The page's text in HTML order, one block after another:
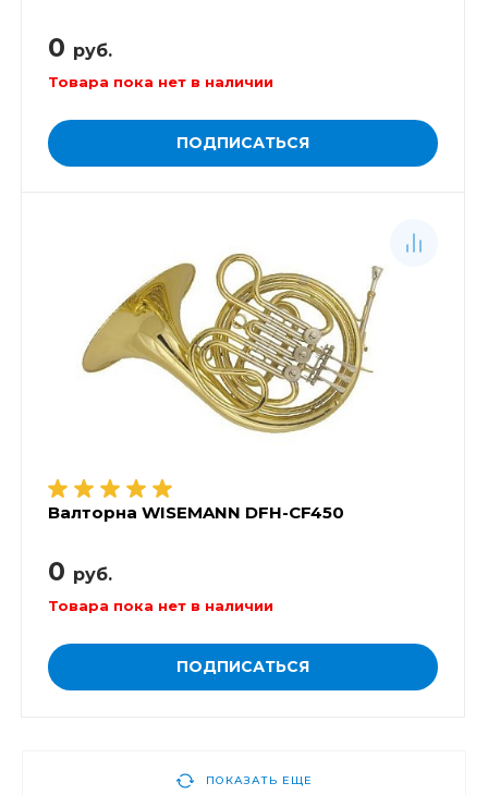
0 руб.
Товара пока нет в наличии
ПОДПИСАТЬСЯ
Валторна WISEMANN DFH-CF450
0 руб.
Товара пока нет в наличии
ПОДПИСАТЬСЯ
ПОКАЗАТЬ ЕЩЕ